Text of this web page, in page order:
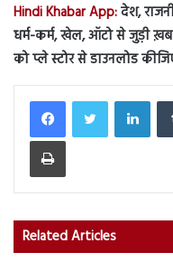
Hindi Khabar App:देश,
धर्म-कर्म, खेल, ऑटो से जुड़ी
को प्ले स्टोर से डाउनलोड
Print
Related Articles